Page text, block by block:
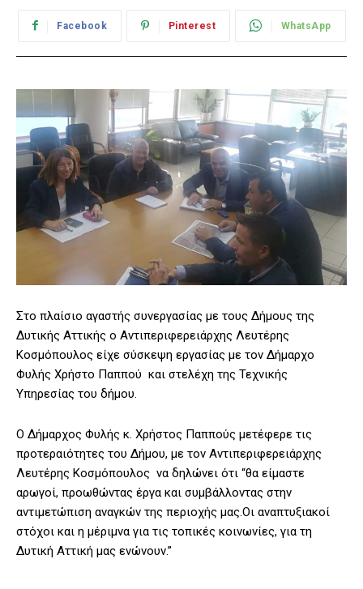
Facebook Pinterest WhatsApp
Στο πλαίσιο αγαστής συνεργασίας με τους Δήμους της
Δυτικής Αττικής ο Αντιπεριφερειάρχης Λευτέρης
Κοσμόπουλος είχε σύσκεψη εργασίας με τον Δήμαρχο
Φυλής Χρήστο Παππού και στελέχη της Τεχνικής
Υπηρεσίας του δήμου.
Ο Δήμαρχος Φυλής κ. Χρήστος Παππούς μετέφερε τις
προτεραιότητες του Δήμου, με τον Αντιπεριφερειάρχης
Λευτέρης Κοσμόπουλος να δηλώνει ότι “θα είμαστε
αρωγοί, προωθώντας έργα και συμβάλλοντας στην
αντιμετώπιση αναγκών της περιοχής μας.Οι αναπτυξιακοί
στόχοι και η μέριμνα για τις τοπικές κοινωνίες, για τη
Δυτική Αττική μας ενώνουν.”